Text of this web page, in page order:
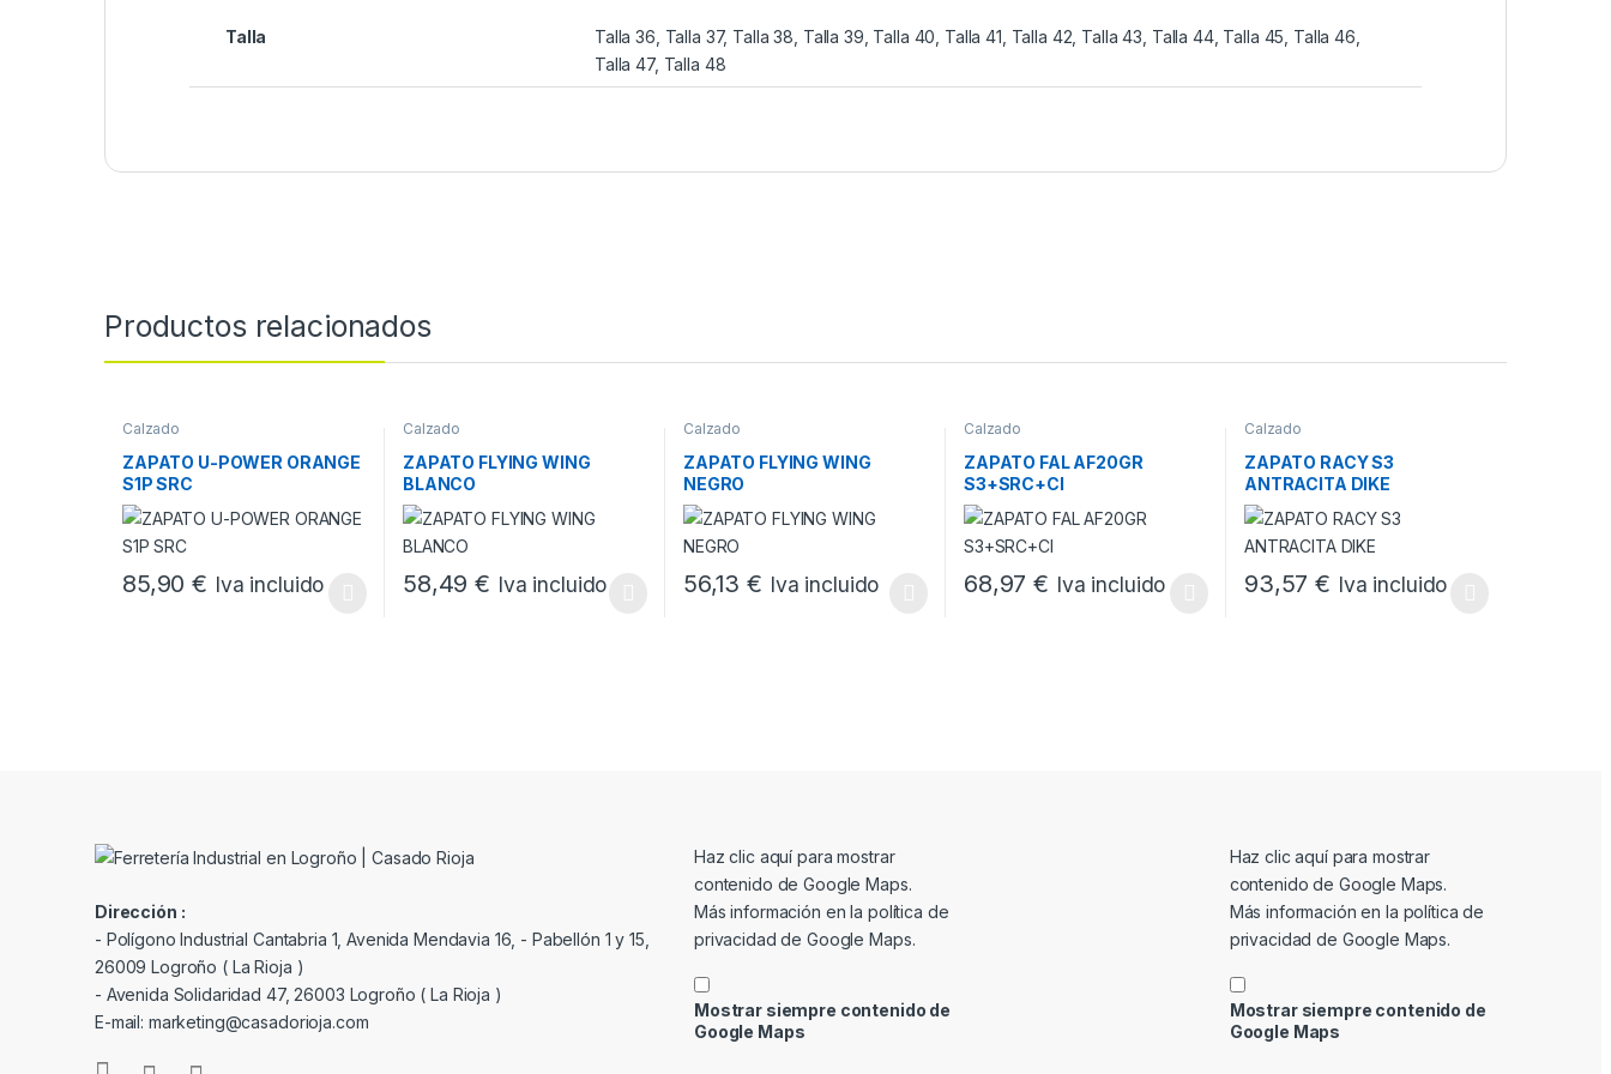
Talla
Talla 36, Talla 37, Talla 38, Talla 39, Talla 40, Talla 41, Talla 42, Talla 43, Talla 44, Talla 45, Talla 46,
Talla 47, Talla 48
Productos relacionados
Calzado
ZAPATO U-POWER ORANGE
S1P SRC
85,90€ Iva incluido
Calzado
ZAPATO FLYING WING
BLANCO
58,49€ Iva incluido
Calzado
ZAPATO FLYING WING
NEGRO
56,13€ Iva incluido
Calzado
ZAPATO FAL AF20GR
S3+SRC+CI
68,97€ Iva incluido
Calzado
ZAPATO RACY S3
ANTRACITA DIKE
93,57€ Iva incluido
Dirección :
- Polígono Industrial Cantabria 1, Avenida Mendavia 16, - Pabellón 1 y 15,
26009 Logroño ( La Rioja )
- Avenida Solidaridad 47, 26003 Logroño ( La Rioja )
E-mail: marketing@casadorioja.com
Mostrar contenido de Google Maps
Haz clic aquí para mostrar
contenido de Google Maps.
Más información en la política de
privacidad de Google Maps.
Mostrar siempre contenido de
Google Maps
Mostrar contenido de Google Maps
Haz clic aquí para mostrar
contenido de Google Maps.
Más información en la política de
privacidad de Google Maps.
Mostrar siempre contenido de
Google Maps